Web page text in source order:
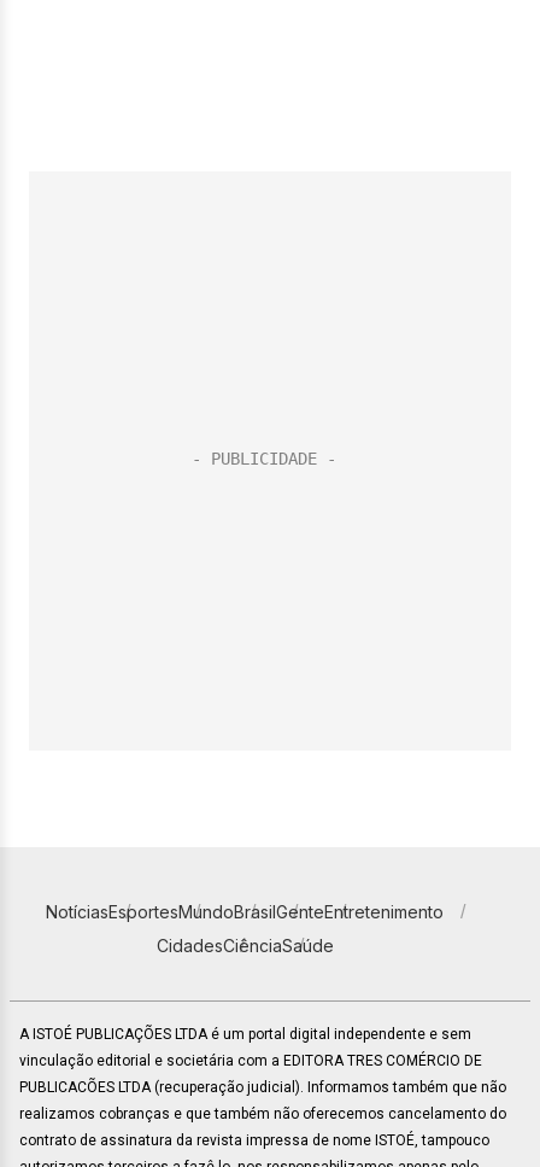
NotíciasEsportesMundoBrasilGenteEntretenimento
CidadesCiênciaSaúde
A ISTOÉ PUBLICAÇÕES LTDA é um portal digital independente e sem
vinculação editorial e societária com a EDITORA TRES COMÉRCIO DE
PUBLICACÕES LTDA (recuperação judicial). Informamos também que não
realizamos cobranças e que também não oferecemos cancelamento do
contrato de assinatura da revista impressa de nome ISTOÉ, tampouco